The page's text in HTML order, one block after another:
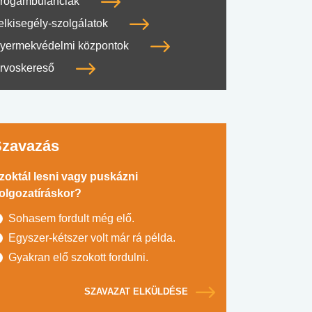
szolgálatok
központok
lesni vagy puskázni
Sohasem fordult még elő.
Egyszer-kétszer volt már rá példa.
Gyakran elő szokott fordulni.
SZAVAZAT ELKÜLDÉSE